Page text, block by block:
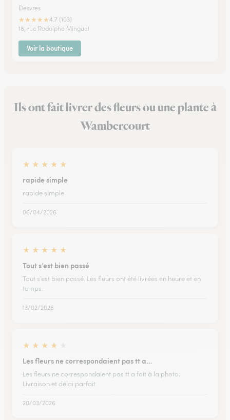
Desvres
★★★★★4.7 (103)
18, rue Rodolphe Minguet
Voir la boutique
Ils ont fait livrer des fleurs ou une plante à
Wambercourt
★ ★ ★ ★ ★
rapide simple
rapide simple
06/04/2026
★ ★ ★ ★ ★
Tout s’est bien passé
Tout s’est bien passé. Les fleurs ont été livrées en heure et en
temps.
13/02/2026
★ ★ ★ ★
Les fleurs ne correspondaient pas tt a…
Les fleurs ne correspondaient pas tt a fait à la photo.
Livraison et délai parfait
20/03/2026